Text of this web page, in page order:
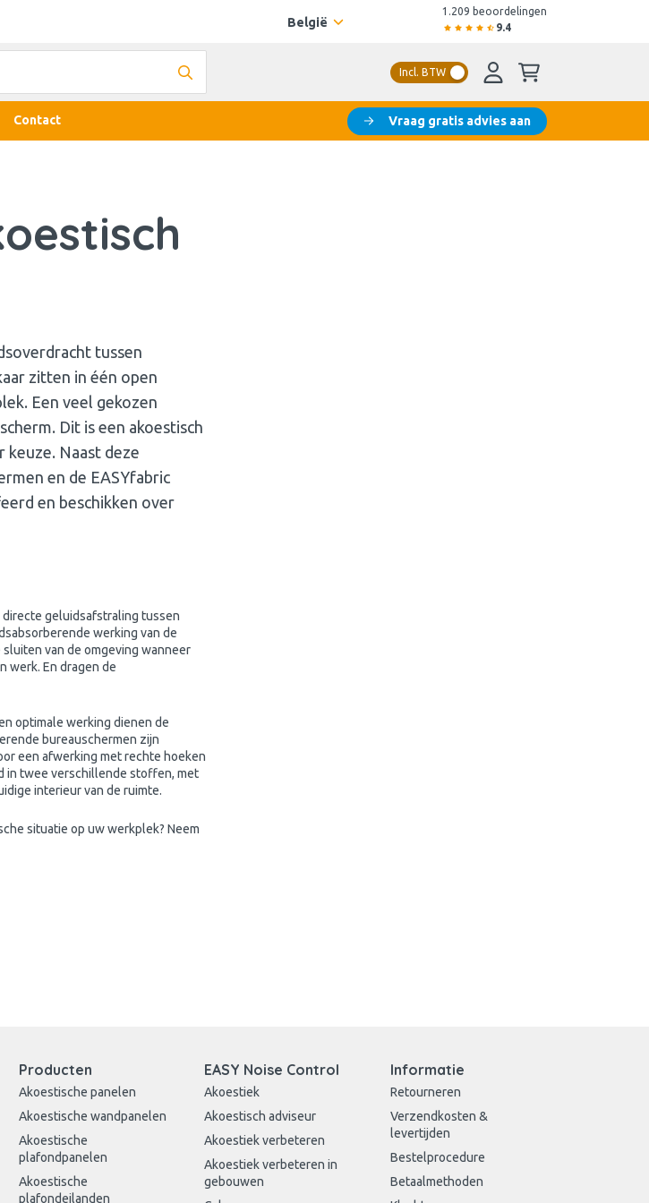
België
1.209 beoordelingen
9.4
Incl. BTW
Contact Vraag gratis advies aan
tussen
zitten in één open
Een veel gekozen
Dit is een akoestisch
keuze. Naast deze
en de EASYfabric
en beschikken over
geluidsafstraling tussen
werking van de
van de omgeving wanneer
werk. En dragen de
optimale werking dienen de
bureauschermen zijn
een afwerking met rechte hoeken
in twee verschillende stoffen, met
interieur van de ruimte.
situatie op uw werkplek? Neem
Producten
Akoestische panelen
Akoestische wandpanelen
Akoestische
plafondpanelen
Akoestische
plafondeilanden
EASY Noise Control
Akoestiek
Akoestisch adviseur
Akoestiek verbeteren
Akoestiek verbeteren in
gebouwen
Informatie
Retourneren
Verzendkosten &
levertijden
Bestelprocedure
Betaalmethoden